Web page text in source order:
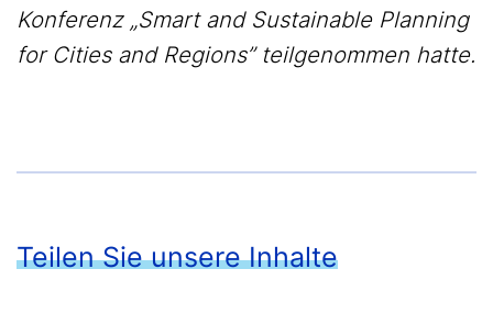
Konferenz „Smart and Sustainable Planning
for Cities and Regions” teilgenommen hatte.
Teilen Sie unsere Inhalte